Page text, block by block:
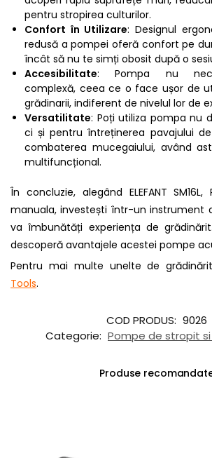
pentru stropirea culturilor.
Confort în Utilizare: Designul
redusă a pompei oferă confort pe
încât să nu te simți obosit după o
Accesibilitate: Pompa nu
complexă, ceea ce o face ușor de
grădinarii, indiferent de nivelul lor de
Versatilitate: Poți utiliza pompa nu
ci și pentru întreținerea pavajului
combaterea mucegaiului, având
multifuncțional.
În concluzie, alegând ELEFANT
manuala, investești într-un instrument
va îmbunătăți experiența de
descoperă avantajele acestei pompe
Pentru mai multe unelte de
Tools.
COD PRODUS: 9026
Categorie: Pompe de stropit
Produse